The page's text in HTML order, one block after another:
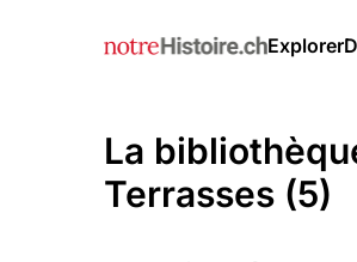
Explorer
La
Terrasses (5)